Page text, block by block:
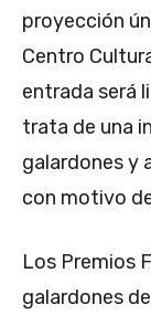
proyección
Centro
entrada será
trata de una
galardones y
con motivo
Los Premios
galardones